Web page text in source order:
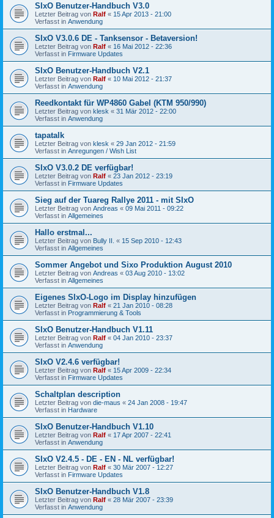
SIxO Benutzer-Handbuch V3.0
Letzter Beitrag von Ralf « 15 Apr 2013 - 21:00
Verfasst in Anwendung
SIxO V3.0.6 DE - Tanksensor - Betaversion!
Letzter Beitrag von Ralf « 16 Mai 2012 - 22:36
Verfasst in Firmware Updates
SIxO Benutzer-Handbuch V2.1
Letzter Beitrag von Ralf « 10 Mai 2012 - 21:37
Verfasst in Anwendung
Reedkontakt für WP4860 Gabel (KTM 950/990)
Letzter Beitrag von klesk « 31 Mär 2012 - 22:00
Verfasst in Anwendung
tapatalk
Letzter Beitrag von klesk « 29 Jan 2012 - 21:59
Verfasst in Anregungen / Wish List
SIxO V3.0.2 DE verfügbar!
Letzter Beitrag von Ralf « 23 Jan 2012 - 23:19
Verfasst in Firmware Updates
Sieg auf der Tuareg Rallye 2011 - mit SIxO
Letzter Beitrag von Andreas « 09 Mai 2011 - 09:22
Verfasst in Allgemeines
Hallo erstmal...
Letzter Beitrag von Bully II. « 15 Sep 2010 - 12:43
Verfasst in Allgemeines
Sommer Angebot und Sixo Produktion August 2010
Letzter Beitrag von Andreas « 03 Aug 2010 - 13:02
Verfasst in Allgemeines
Eigenes SIxO-Logo im Display hinzufügen
Letzter Beitrag von Ralf « 21 Jan 2010 - 08:28
Verfasst in Programmierung & Tools
SIxO Benutzer-Handbuch V1.11
Letzter Beitrag von Ralf « 04 Jan 2010 - 23:37
Verfasst in Anwendung
SIxO V2.4.6 verfügbar!
Letzter Beitrag von Ralf « 15 Apr 2009 - 22:34
Verfasst in Firmware Updates
Schaltplan description
Letzter Beitrag von die-maus « 24 Jan 2008 - 19:47
Verfasst in Hardware
SIxO Benutzer-Handbuch V1.10
Letzter Beitrag von Ralf « 17 Apr 2007 - 22:41
Verfasst in Anwendung
SIxO V2.4.5 - DE - EN - NL verfügbar!
Letzter Beitrag von Ralf « 30 Mär 2007 - 12:27
Verfasst in Firmware Updates
SIxO Benutzer-Handbuch V1.8
Letzter Beitrag von Ralf « 28 Mär 2007 - 23:39
Verfasst in Anwendung